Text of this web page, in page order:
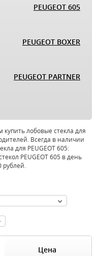
PEUGEOT 605
PEUGEOT BOXER
PEUGEOT PARTNER
лобовые стекла для
Всегда в наличии
для PEUGEOT 605:
PEUGEOT 605 в день
рублей.
Цена